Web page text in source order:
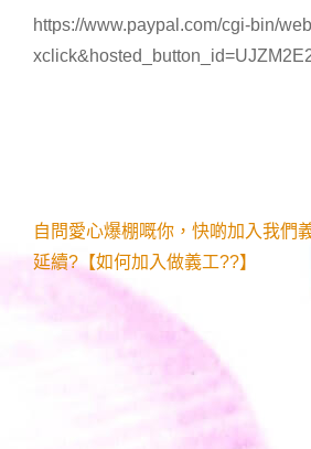
https://www.paypal.com/cgi-bin/
自問愛心爆棚嘅你，快啲加入我們
延續?【如何加入做義工??】